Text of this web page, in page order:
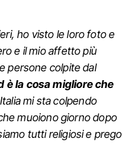
ho visto le loro foto e
e il mio affetto più
persone colpite dal
è la cosa migliore che
mi sta colpendo
muoiono giorno dopo
tutti religiosi e prego